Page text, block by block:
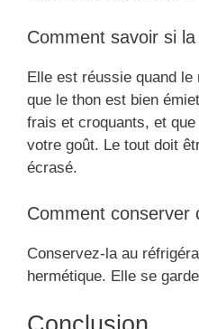
Comment savoir si
Elle est réussie quand
que le thon est bien
frais et croquants, et
votre goût. Le tout doit
écrasé.
Comment conserver
Conservez-la au
hermétique. Elle se